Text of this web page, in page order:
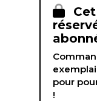
pour
!